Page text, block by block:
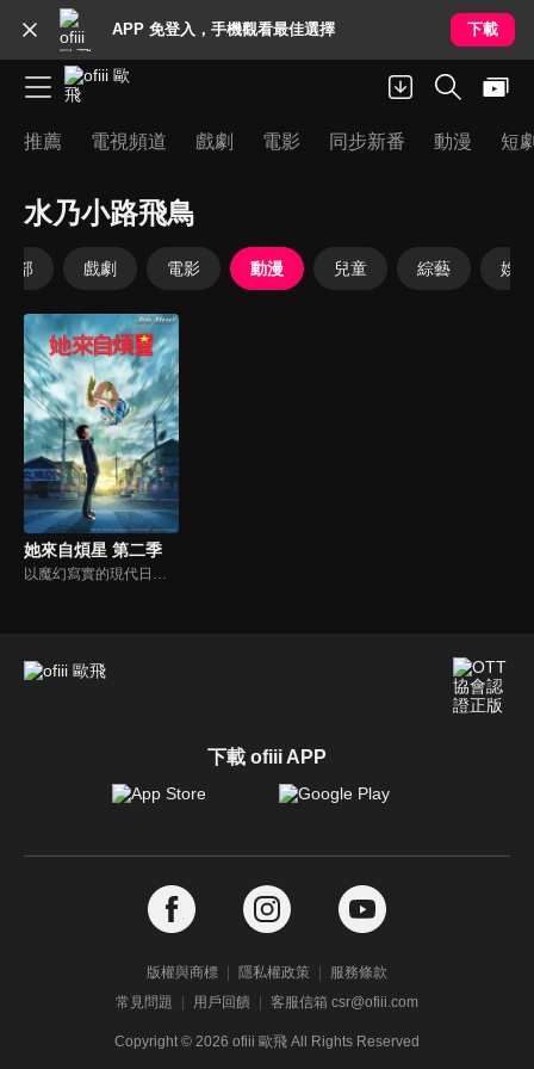
APP 免登入，手機觀看最佳選擇 下載
推薦 電視頻道 戲劇 電影 同步新番 動漫 短
水乃小路飛鳥
全部 戲劇 電影 動漫 兒童 綜藝 娛樂
她來自煩星 第二季
以魔幻寫實的現代日本為舞台，外星鬼族少女「拉姆」與地球好色少年「諸星當」之間的愛情故事為主軸，描寫一連串由人類、外星人、妖怪、幽靈、神明等眾多稀奇古怪角色共同演出的荒誕喜劇。
下載 ofiii APP
版權與商標 隱私權政策
服務條款
常見問題
用戶回饋 客服信箱 csr@ofiii.com
Copyright © 2026 ofiii 歐飛 All Rights Reserved